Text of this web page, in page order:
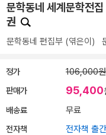
문학동네 세계문학전
권
문학동네 편집부 (엮은이)
정가 106,000원
판매가 95,400
배송료 무료
전자책 전자책 출